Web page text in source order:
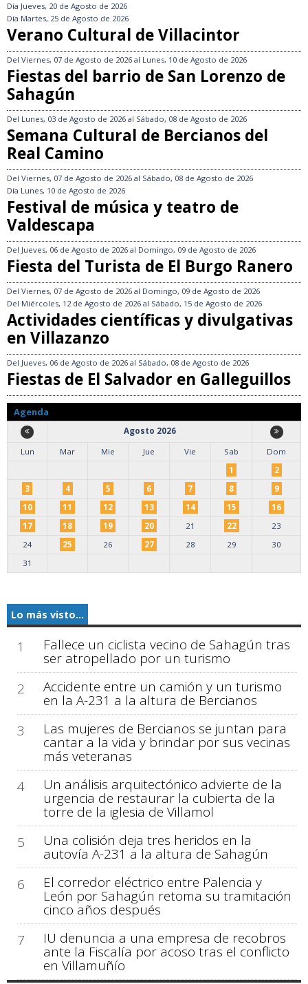
Día Jueves, 20 de Agosto de 2026
Día Martes, 25 de Agosto de 2026
Verano Cultural de Villacintor
Del Viernes, 07 de Agosto de 2026 al Lunes, 10 de Agosto de 2026
Fiestas del barrio de San Lorenzo de
Sahagún
Del Lunes, 03 de Agosto de 2026 al Sábado, 08 de Agosto de 2026
Semana Cultural de Bercianos del
Real Camino
Del Viernes, 07 de Agosto de 2026 al Sábado, 08 de Agosto de 2026
Día Lunes, 10 de Agosto de 2026
Festival de música y teatro de
Valdescapa
Del Jueves, 06 de Agosto de 2026 al Domingo, 09 de Agosto de 2026
Fiesta del Turista de El Burgo Ranero
Del Viernes, 07 de Agosto de 2026 al Domingo, 09 de Agosto de 2026
Del Miércoles, 12 de Agosto de 2026 al Sábado, 15 de Agosto de 2026
Actividades científicas y divulgativas
en Villazanzo
Del Jueves, 06 de Agosto de 2026 al Sábado, 08 de Agosto de 2026
Fiestas de El Salvador en Galleguillos
Agenda
Agosto 2026
Lun
Mar Mie Jue Vie Sab
Dom
1
2
3
4 5 6 7 8
9
10
11 12 13 14 15
16
17
18 19 20 21 22
23
24
25 26 27 28 29
30
31
Lo más visto...
1 Fallece un ciclista vecino de Sahagún tras
ser atropellado por un turismo
2
Accidente entre un camión y un turismo
en la A-231 a la altura de Bercianos
3
Las mujeres de Bercianos se juntan para
cantar a la vida y brindar por sus vecinas
más veteranas
4
Un análisis arquitectónico advierte de la
urgencia de restaurar la cubierta de la
torre de la iglesia de Villamol
5
Una colisión deja tres heridos en la
autovía A-231 a la altura de Sahagún
6
El corredor eléctrico entre Palencia y
León por Sahagún retoma su tramitación
cinco años después
7
IU denuncia a una empresa de recobros
ante la Fiscalía por acoso tras el conflicto
en Villamuñío